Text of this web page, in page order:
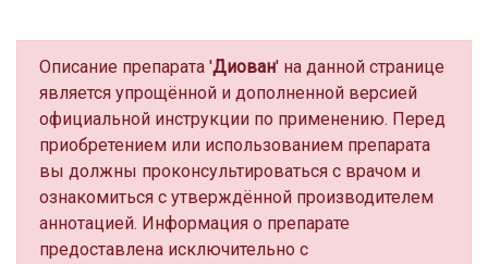
Описание препарата 'Диован' на данной странице
является упрощённой и дополненной версией
официальной инструкции по применению. Перед
приобретением или использованием препарата
вы должны проконсультироваться с врачом и
ознакомиться с утверждённой производителем
аннотацией. Информация о препарате
предоставлена исключительно с